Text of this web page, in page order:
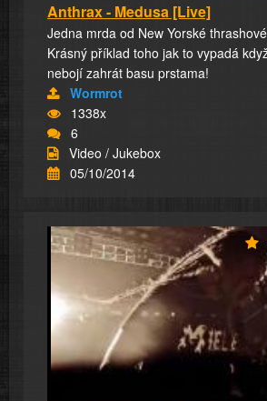
Anthrax - Medusa [Live]
Jedna mrda od New Yorské
Krásný příklad toho jak to vypadá
nebojí zahrát basu prstama!
Wormrot
1338x
6
Video / Jukebox
05/10/2014